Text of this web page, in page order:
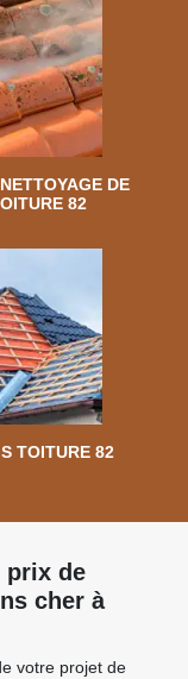
DE
82
TOITURE 82
prix de
cher à
votre projet de